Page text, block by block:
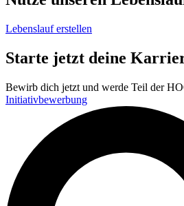
Lebenslauf erstellen
Starte jetzt deine
Bewirb dich jetzt und werde Teil der
Initiativbewerbung